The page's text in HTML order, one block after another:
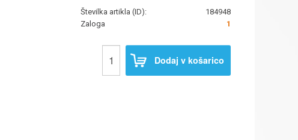
Številka artikla (ID):
184948
Zaloga
1
Dodaj v košarico